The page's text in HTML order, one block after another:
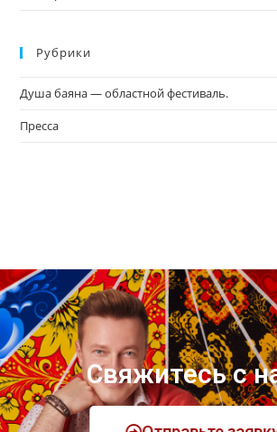
Рубрики
Душа баяна — областной фестиваль.
Пресса
Свяжитесь с